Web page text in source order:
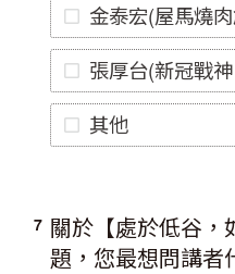
金泰宏(屋馬燒
張厚台(新冠戰
其他
7 關於【處於低谷，
題，您最想問講者